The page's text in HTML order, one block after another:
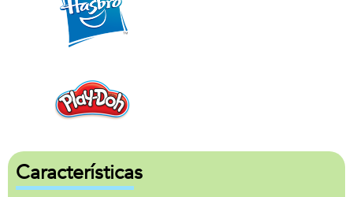
Características